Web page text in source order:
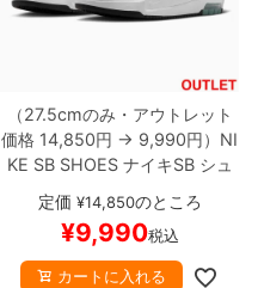
（27.5cmのみ・アウトレット
価格 14,850円 → 9,990円） NI
KE SB SHOESナイキSBシュ
ーズ スニーカー
FB2393-004BLACK/WHI
TE/BLACKソール日焼け
ートボード スケボー
定価 ¥14,850のところ
¥9,990税込
カートに入れる